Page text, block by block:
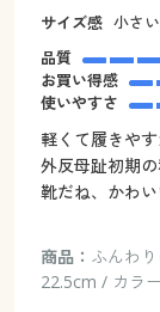
サイズ感 小さい
品質
お買い得感
使いやすさ
軽くて履きやす
外反母趾初期
靴だね、かわ
商品： ふんわ
22.5cm / カラー